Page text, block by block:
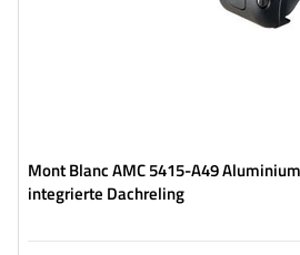
Mont Blanc AMC 5415-A49
integrierte Dachreling